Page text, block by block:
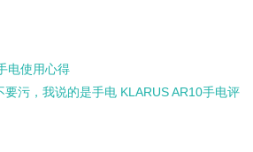
电使用心得
污，我说的是手电 KLARUS AR10手电评